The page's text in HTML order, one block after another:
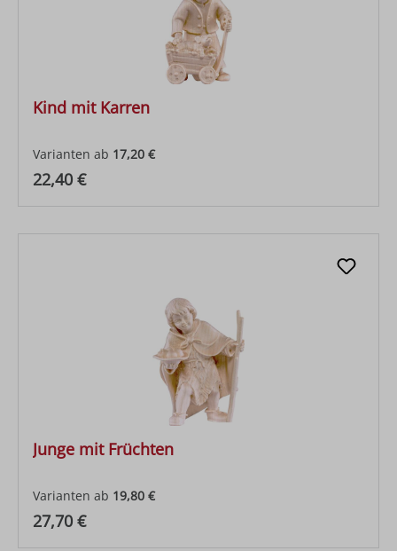
Kind mit Karren
Varianten ab 17,20 €
Regulärer Preis:
22,40 €
Junge mit Früchten
Varianten ab 19,80 €
Regulärer Preis:
27,70 €